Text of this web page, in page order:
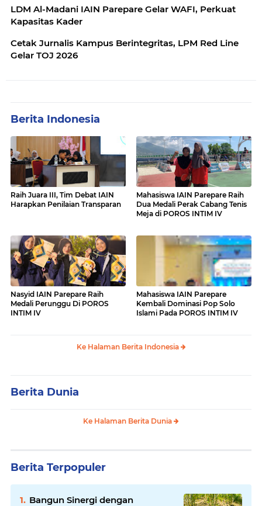
LDM Al-Madani IAIN Parepare Gelar WAFI, Perkuat
Kapasitas Kader
Cetak Jurnalis Kampus Berintegritas, LPM Red Line
Gelar TOJ 2026
Berita Indonesia
Raih Juara III, Tim Debat IAIN
Harapkan Penilaian Transparan
Mahasiswa IAIN Parepare Raih
Dua Medali Perak Cabang Tenis
Meja di POROS INTIM IV
Nasyid IAIN Parepare Raih
Medali Perunggu Di POROS
INTIM IV
Mahasiswa IAIN Parepare
Kembali Dominasi Pop Solo
Islami Pada POROS INTIM IV
Ke Halaman Berita Indonesia
Berita Dunia
Ke Halaman Berita Dunia
Berita Terpopuler
Bangun Sinergi dengan